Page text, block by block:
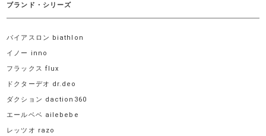
ブランド・シリーズ
バイアスロン biathlon
イノー inno
フラックス flux
ドクターデオ dr.deo
ダクション daction360
エールベベ ailebebe
レッツオ razo